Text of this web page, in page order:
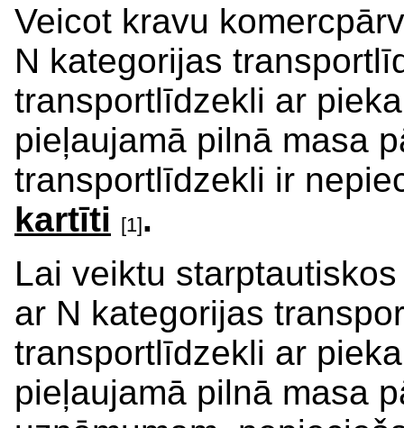
Veicot kravu
N kategorijas
transportlīdzekli ar
pieļaujamā pilnā masa
transportlīdzekli ir
kartīti [1].
Lai veiktu
ar N kategorijas
transportlīdzekli ar
pieļaujamā pilnā masa